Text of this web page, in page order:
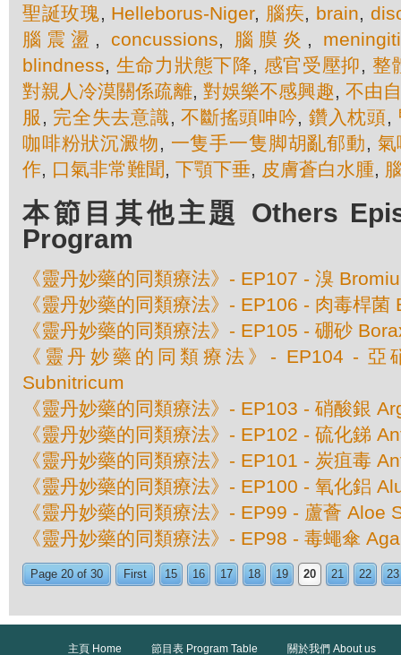
聖誕玫瑰, Helleborus-Niger, 腦疾, brain,
腦震盪 , concussions, 腦膜炎 ,
blindness, 生命力狀態下降, 感官受壓抑, 整
對親人冷漠關係疏離, 對娛樂不感興趣,不由
服 , 完全失去意識,不斷搖頭呻吟,鑽入枕頭,
咖啡粉狀沉澱物, 一隻手一隻脚胡亂郁動, 氣
作, 口氣非常難聞, 下顎下垂, 皮膚蒼白水腫,
本節目其他主題 Others
Program
《靈丹妙藥的同類療法》- EP107 - 溴
《靈丹妙藥的同類療法》- EP106 - 肉毒桿菌
《靈丹妙藥的同類療法》- EP105 - 硼砂
《靈丹妙藥的同類療法》- EP104 - 亞
Subnitricum
《靈丹妙藥的同類療法》- EP103 - 硝酸銀
《靈丹妙藥的同類療法》- EP102 - 硫化銻
《靈丹妙藥的同類療法》- EP101 - 炭疽毒
《靈丹妙藥的同類療法》- EP100 - 氧化鋁
《靈丹妙藥的同類療法》- EP99 - 蘆薈 Aloe
《靈丹妙藥的同類療法》- EP98 - 毒蠅傘
Page 20 of 30 First 15 16 17 18 19 20 21 22 23
主頁 Home 節目表 Program Table
關於我們 About us